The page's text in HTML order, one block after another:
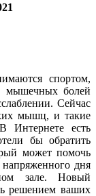
спортом,
мышечных болей
Сейчас
мышц, и такие
Интернете есть
бы обратить
может помочь
дня
зале. Новый
решением ваших